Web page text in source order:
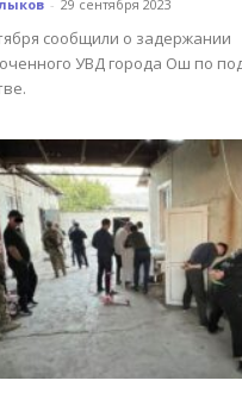
- 29 сентября 2023
сообщили о задержании
УВД города Ош по